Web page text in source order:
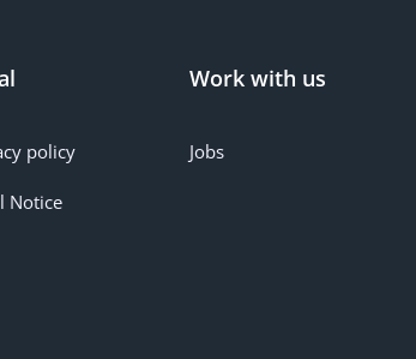
policy
Notice
Work with us
Jobs